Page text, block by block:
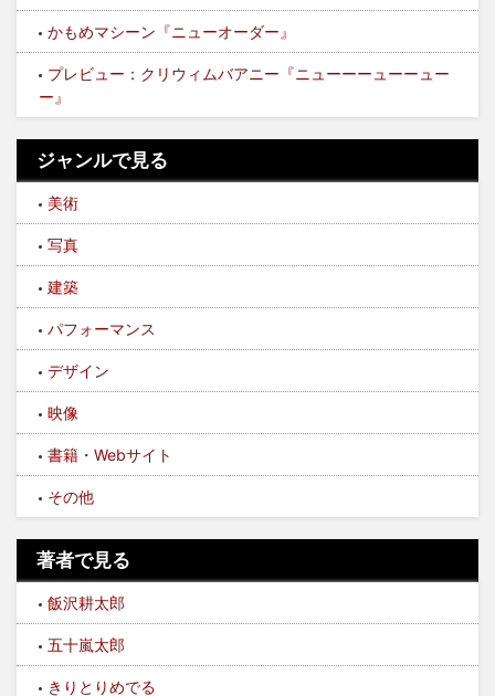
かもめマシーン『ニューオーダー』
プレビュー：クリウィムバアニー『ニューーーューーュー
ー』
ジャンルで見る
美術
写真
建築
パフォーマンス
デザイン
映像
書籍・Webサイト
その他
著者で見る
飯沢耕太郎
五十嵐太郎
きりとりめでる